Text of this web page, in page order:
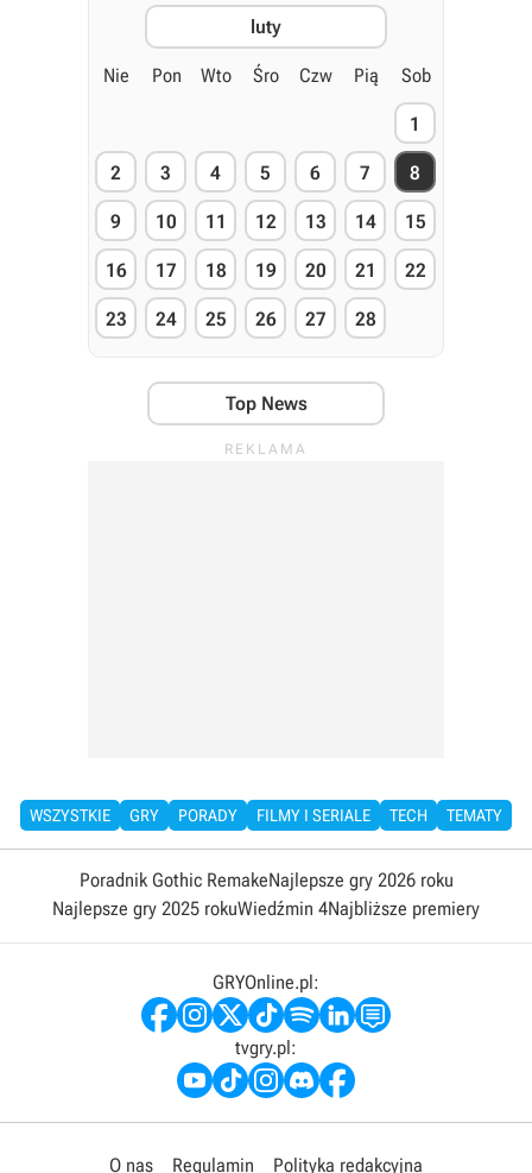
luty
Nie Pon Wto Śro Czw Pią Sob
1
2 3 4 5 6 7 8
9 10 11 12 13 14 15
16 17 18 19 20 21 22
23 24 25 26 27 28
Top News
WSZYSTKIE GRY PORADY FILMY I SERIALE TECH TEMATY
Poradnik Gothic RemakeNajlepsze gry 2026 roku
Najlepsze gry 2025 rokuWiedźmin 4Najbliższe premiery
GRYOnline.pl:
tvgry.pl:
O nas Regulamin Polityka redakcyjna